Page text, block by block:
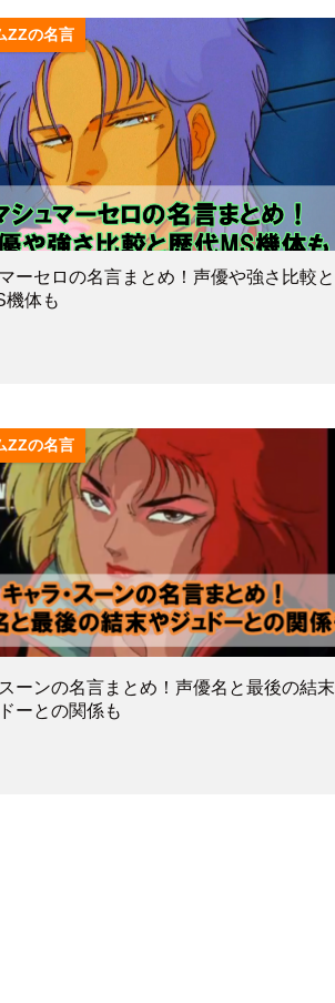
ZZの名言
ーセロの名言まとめ！声優や強さ比較と
機体も
ZZの名言
ーンの名言まとめ！声優名と最後の結末
ーとの関係も